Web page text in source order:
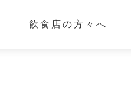
飲食店の方々へ